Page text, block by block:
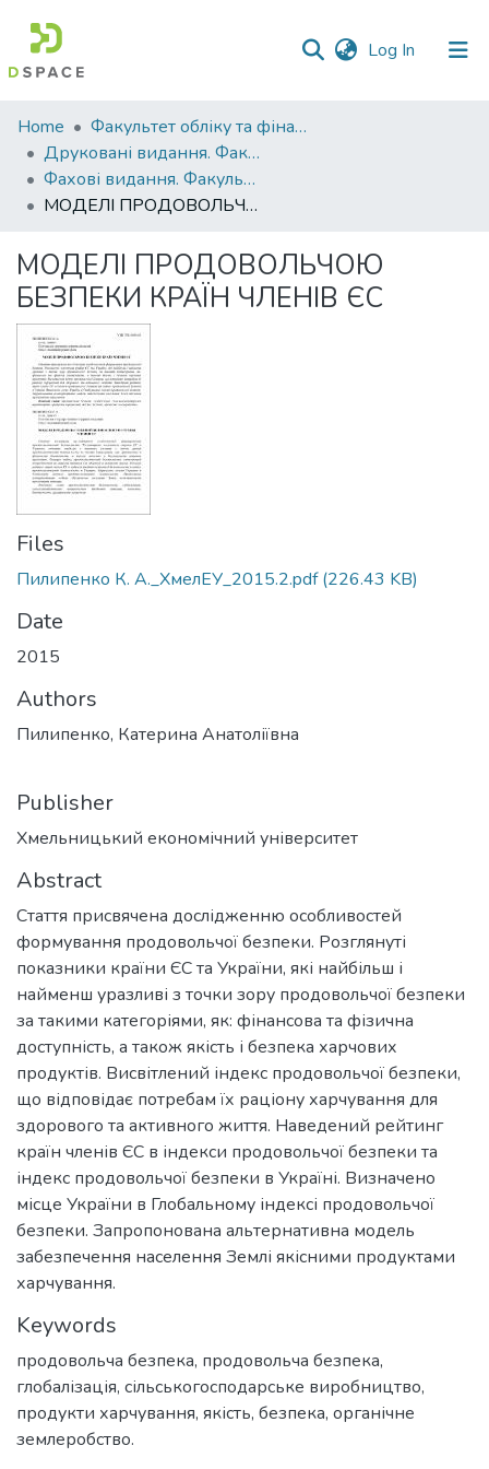
Log In (current)
Communities
&
Collections
All of DSpace
Statistics
Home
Факультет обліку та фінансів
Друковані видання. Факультет обліку та фінансів
Фахові видання. Факультет обліку та фінансів
МОДЕЛІ ПРОДОВОЛЬЧОЮ БЕЗПЕКИ КРАЇН ЧЛЕНІВ ЄС
МОДЕЛІ ПРОДОВОЛЬЧОЮ
БЕЗПЕКИ КРАЇН ЧЛЕНІВ ЄС
Files
Пилипенко К. А._ХмелЕУ_2015.2.pdf(226.43 KB)
Date
2015
Authors
Пилипенко, Катерина Анатоліївна
Publisher
Хмельницький економічний університет
Abstract
Стаття присвячена дослідженню особливостей
формування продовольчої безпеки. Розглянуті
показники країни ЄС та України, які найбільш і
найменш уразливі з точки зору продовольчої безпеки
за такими категоріями, як: фінансова та фізична
доступність, а також якість і безпека харчових
продуктів. Висвітлений індекс продовольчої безпеки,
що відповідає потребам їх раціону харчування для
здорового та активного життя. Наведений рейтинг
країн членів ЄС в індекси продовольчої безпеки та
індекс продовольчої безпеки в Україні. Визначено
місце України в Глобальному індексі продовольчої
безпеки. Запропонована альтернативна модель
забезпечення населення Землі якісними продуктами
харчування.
Keywords
продовольча безпека, продовольча безпека,
глобалізація, сільськогосподарське виробництво,
продукти харчування, якість, безпека, органічне
землеробство.